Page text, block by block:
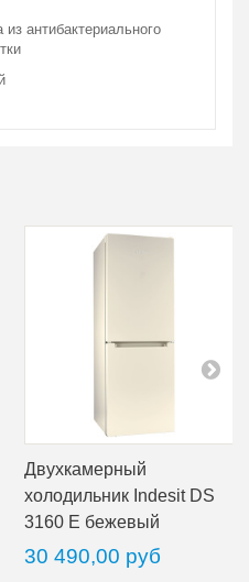
антибактериального
Двухкамерный
холодильник Indesit DS
3160 E бежевый
30 490,00 руб